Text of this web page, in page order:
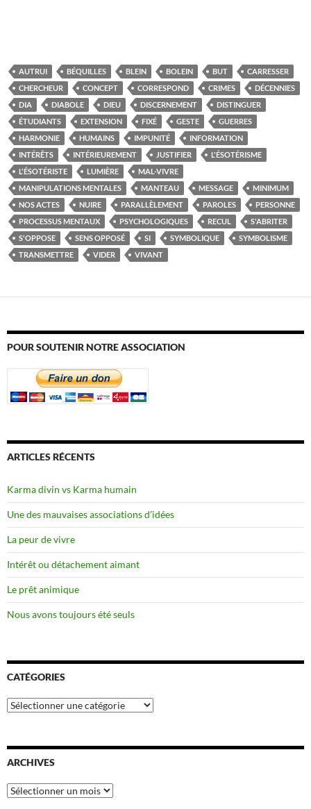
AUTRUI BÉQUILLES BLEIN BOLEIN BUT
CARRESSER
CHERCHEUR
CONCEPT CORRESPOND CRIMES
DÉCENNIES
DIA
DIABOLE DIEU DISCERNEMENT
DISTINGUER
ÉTUDIANTS
EXTENSION FIXÉ GESTE
GUERRES
HARMONIE
HUMAINS IMPUNITÉ
INFORMATION
INTÉRÊTS
INTÉRIEUREMENT JUSTIFIER
L'ÉSOTÉRISME
L'ÉSOTÉRISTE
LUMIÈRE
MAL-VIVRE
MANIPULATIONS MENTALES
MANTEAU MESSAGE
MINIMUM
NOS ACTES
NUIRE PARALLÈLEMENT PAROLES
PERSONNE
PROCESSUS MENTAUX
PSYCHOLOGIQUES RECUL
S'ABRITER
S'OPPOSE
SENS OPPOSÉ SI SYMBOLIQUE
SYMBOLISME
TRANSMETTRE
VIDER VIVANT
POUR SOUTENIR NOTRE ASSOCIATION
ARTICLES RÉCENTS
Karma divin vs Karma humain
Une des mauvaises associations d’idées
La peur de vivre
Intérêt ou détachement aimant
Le prêt animique
Nous avons toujours été seuls
CATÉGORIES
Catégories
ARCHIVES
Archives